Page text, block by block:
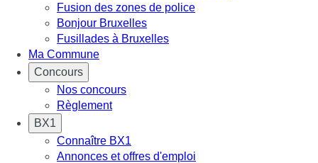
Fusion des zones de police
Bonjour Bruxelles
Fusillades à Bruxelles
Ma Commune
Concours
Nos concours
Règlement
BX1
Connaître BX1
Annonces et offres d'emploi